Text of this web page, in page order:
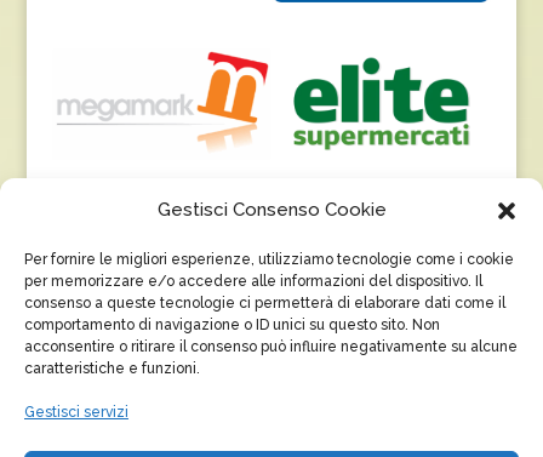
Gestisci Consenso Cookie
Per fornire le migliori esperienze, utilizziamo tecnologie come i cookie
per memorizzare e/o accedere alle informazioni del dispositivo. Il
consenso a queste tecnologie ci permetterà di elaborare dati come il
comportamento di navigazione o ID unici su questo sito. Non
acconsentire o ritirare il consenso può influire negativamente su alcune
caratteristiche e funzioni.
Gestisci servizi